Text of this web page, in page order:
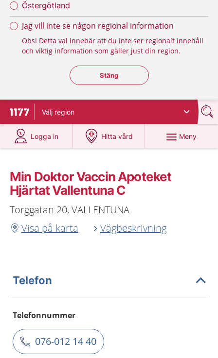
Östergötland
Jag vill inte se någon regional information
Obs! Detta val innebär att du inte ser regionalt innehåll
och viktig information som gäller just din region.
Stäng regionsväljaren
Stäng
Till startsidan för 1177
Välj region
Logga in
på 1177.se
Hitta vård
på 1177.se
Meny
Min Doktor Vaccin Apoteket
Hjärtat Vallentuna C
Torggatan 20, VALLENTUNA
Visa på karta
Vägbeskrivning
Telefon
Telefonnummer
076-012 14 40